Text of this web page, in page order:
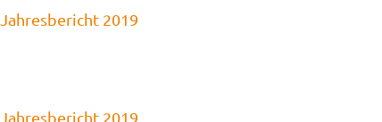
Jahresbericht 2019
Jahresbericht 2019